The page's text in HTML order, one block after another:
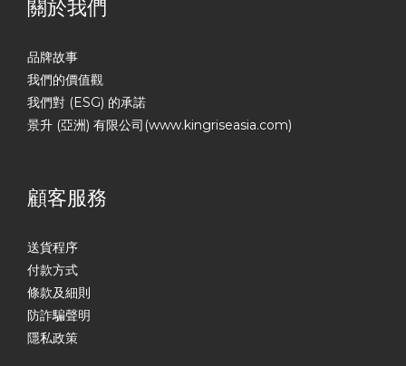
關於我們
品牌故事
我們的價值觀
我們對 (ESG) 的承諾
景升 (亞洲) 有限公司(www.kingriseasia.com)
顧客服務
送貨程序
付款方式
條款及細則
防詐騙聲明
隱私政策